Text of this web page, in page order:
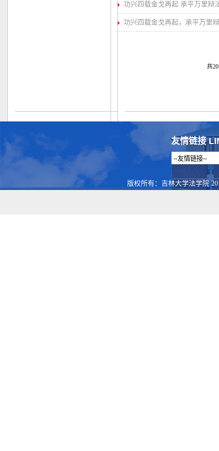
功兴四载金戈再起 承平万里
功兴四载金戈再起，承平万里
共
友情链接
版权所有：吉林大学法学院